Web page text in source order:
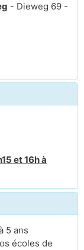
- Dieweg 69 -
et 16h à
5 ans
écoles de